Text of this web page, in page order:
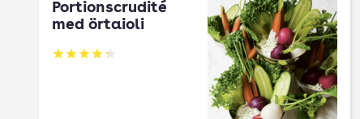
Portionscrudité
med örtaioli
Betyg: 4.27 av 5